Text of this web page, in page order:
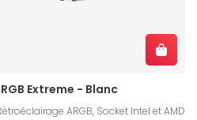
Extreme - Blanc
ARGB, Socket Intel et AMD